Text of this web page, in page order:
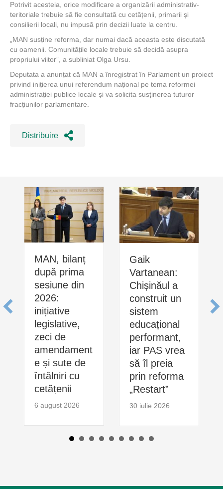
Potrivit acesteia, orice modificare a organizării administrativ-
teritoriale trebuie să fie consultată cu cetățenii, primarii și
consilierii locali, nu impusă prin decizii luate la centru.
„MAN susține reforma, dar numai dacă aceasta este discutată
cu oamenii. Comunitățile locale trebuie să decidă asupra
propriului viitor”, a subliniat Olga Ursu.
Deputata a anunțat că MAN a înregistrat în Parlament un proiect
privind inițierea unui referendum național pe tema reformei
administrației publice locale și va solicita susținerea tuturor
fracțiunilor parlamentare.
Distribuire
MAN, bilanț
după prima
sesiune din
2026:
inițiative
legislative,
zeci de
amendament
e și sute de
întâlniri cu
cetățenii
6 august 2026
Gaik
Vartanean:
Chișinăul a
construit un
sistem
educațional
performant,
iar PAS vrea
să îl preia
prin reforma
„Restart”
30 iulie 2026